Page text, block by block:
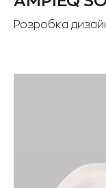
Розробка